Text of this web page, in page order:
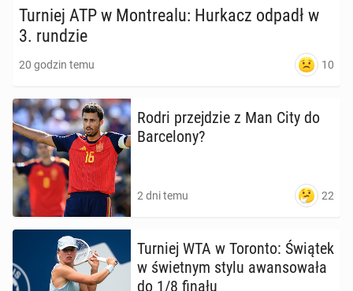
Turniej ATP w Mont­re­alu: Hurkacz odpadł w
3. rundzie
20 godzin temu 10
Rodri przej­dzie z Man City do
Bar­ce­lo­ny?
2 dni temu 22
Turniej WTA w Toronto: Świątek
w świet­nym stylu awan­so­wa­ła
do 1/8 finału